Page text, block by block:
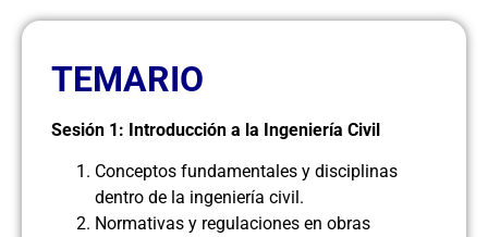
TEMARIO
Sesión 1: Introducción a la Ingeniería Civil
Conceptos fundamentales y disciplinas
dentro de la ingeniería civil.
Normativas y regulaciones en obras